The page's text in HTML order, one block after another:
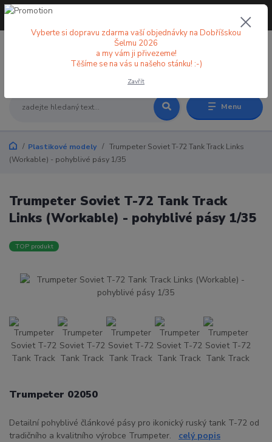
Menu
+420 773 998 582
Plastikové modely
Trumpeter Soviet T-72 Tank Track Links
(Workable) - pohyblivé pásy 1/35
Trumpeter Soviet T-72 Tank Track
Links (Workable) - pohyblivé pásy 1/35
TOP produkt
Trumpeter 02050
Detailní pohyblivé článkové pásy pro ikonický ruský tank T-72 od
tradičního a kvalitního výrobce Trumpeter. celý popis
Vyberte si dopravu zdarma vaší objednávky na Dobříšskou
Šelmu 2026
a my vám ji přivezeme!
Těšíme se na vás u našeho stánku! :-)
Zavřít